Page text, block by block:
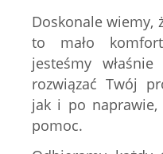
Doskonale wiemy,
to mało
jesteśmy
rozwiązać Twój
jak i po naprawie,
pomoc.